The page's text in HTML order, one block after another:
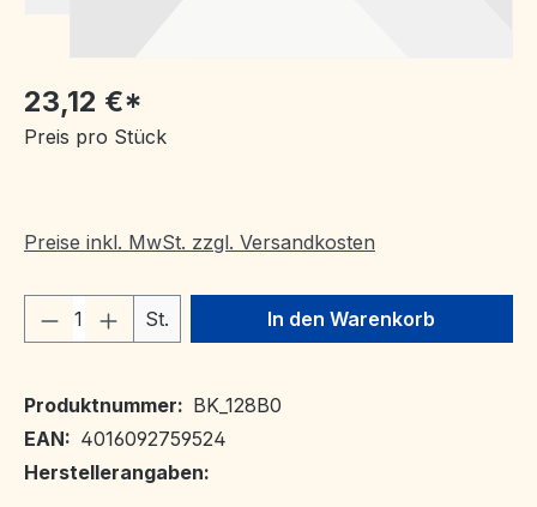
23,12 €*
Preis pro Stück
Preise inkl. MwSt. zzgl. Versandkosten
Produkt Anzahl: Gib den
St. In den Warenkorb
Produktnummer: BK_128B0
EAN: 4016092759524
Herstellerangaben: